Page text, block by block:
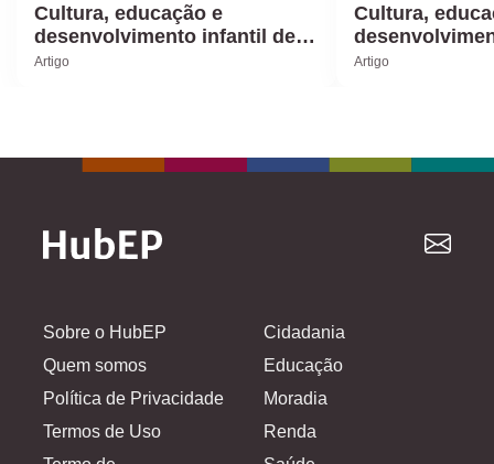
Cultura, educação e
desenvolvimento infantil de 7
a 12 anos
Artigo
Cultura,
7 anos
Artigo
Sobre o HubEP
Quem somos
Política de Privacidade
Termos de Uso
Cidadania
Educação
Moradia
Renda